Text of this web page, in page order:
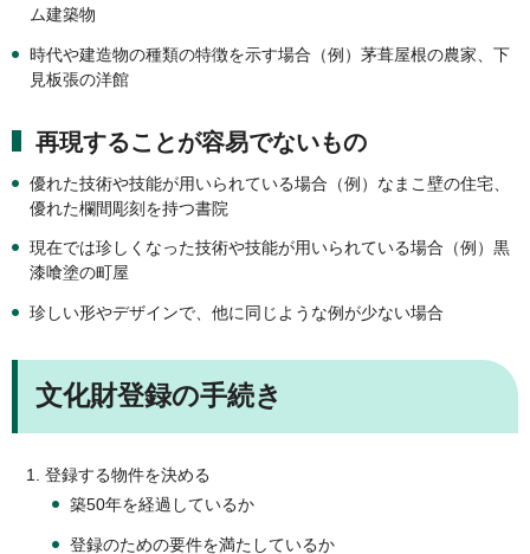
ム建築物
時代や建造物の種類の特徴を示す場合（例）茅葺屋根の農家、下
見板張の洋館
再現することが容易でないもの
優れた技術や技能が用いられている場合（例）なまこ壁の住宅、
優れた欄間彫刻を持つ書院
現在では珍しくなった技術や技能が用いられている場合（例）黒
漆喰塗の町屋
珍しい形やデザインで、他に同じような例が少ない場合
文化財登録の手続き
登録する物件を決める
築50年を経過しているか
登録のための要件を満たしているか